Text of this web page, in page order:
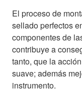
El proceso de
sellado perfectos
componentes de
contribuye a
tanto, que la
suave; además
instrumento.